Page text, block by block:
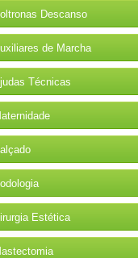
Descanso
de Marcha
Técnicas
Estética